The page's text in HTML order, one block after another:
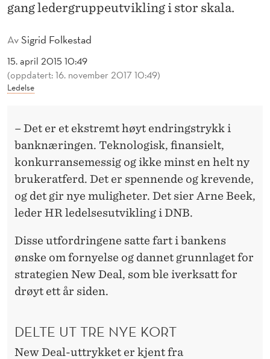
K
G
R
AvSigrid Folkestad
15. april 2015 10:49
(oppdatert: 16. november 2017 10:49)
Ledelse
gang ledergruppeutvikling i stor skala.
– Det er et ekstremt høyt endringstrykk i
banknæringen. Teknologisk, finansielt,
konkurransemessig og ikke minst en helt ny
brukeratferd. Det er spennende og krevende,
og det gir nye muligheter. Det sier Arne Beek,
leder HR ledelsesutvikling i DNB.
Disse utfordringene satte fart i bankens
ønske om fornyelse og dannet grunnlaget for
strategien New Deal, som ble iverksatt for
drøyt ett år siden.
DELTE UT TRE NYE KORT
New Deal-uttrykket er kjent fra